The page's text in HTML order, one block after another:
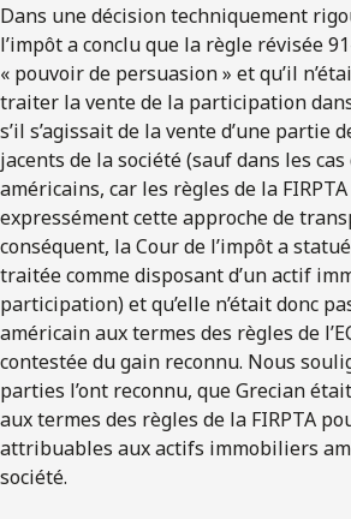
Dans une décision techniquement
l’impôt a conclu que la règle révisée
« pouvoir de persuasion » et qu’il
traiter la vente de la participation
s’il s’agissait de la vente d’une partie
jacents de la société (sauf dans les
américains, car les règles de la
expressément cette approche de
conséquent, la Cour de l’impôt a
traitée comme disposant d’un actif
participation) et qu’elle n’était donc
américain aux termes des règles de
contestée du gain reconnu. Nous
parties l’ont reconnu, que Grecian
aux termes des règles de la FIRPTA
attribuables aux actifs immobiliers
société.